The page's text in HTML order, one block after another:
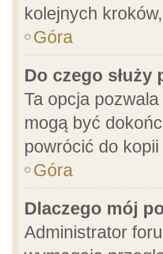
kolejnych
Góra
Do czego
Ta opcja
mogą być
powrócić do
Góra
Dlaczego mój
Administrator